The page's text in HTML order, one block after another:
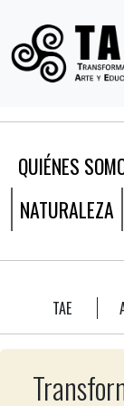
QUIÉNES
NATURALEZA
TAE